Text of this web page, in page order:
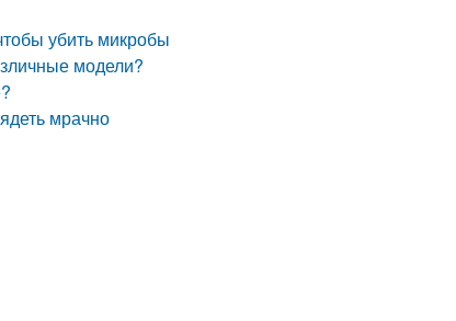
убить микробы
модели?
мрачно